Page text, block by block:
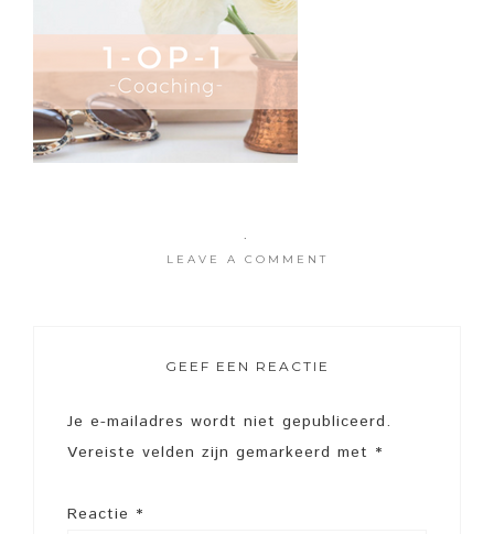
·
LEAVE A COMMENT
GEEF EEN REACTIE
Je e-mailadres wordt niet gepubliceerd.
Vereiste velden zijn gemarkeerd met *
Reactie *